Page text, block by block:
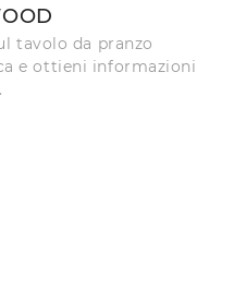
tavolo da pranzo
e ottieni informazioni